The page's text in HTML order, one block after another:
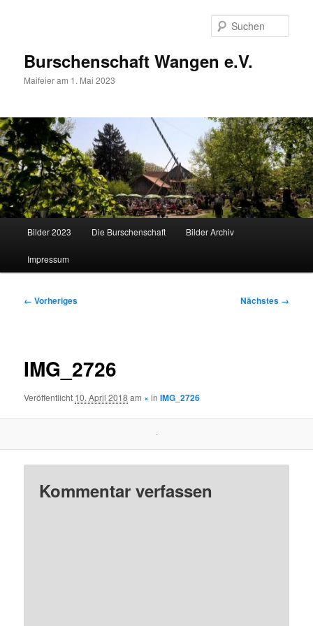
Burschenschaft Wangen e.V.
Maifeier am 1. Mai 2023
Bilder 2023 Die Burschenschaft Bilder Archiv
Impressum
Bilder-
← Vorheriges Nächstes →
IMG_2726
Veröffentlicht 10. April 2018 am ×inIMG_2726
Kommentar verfassen